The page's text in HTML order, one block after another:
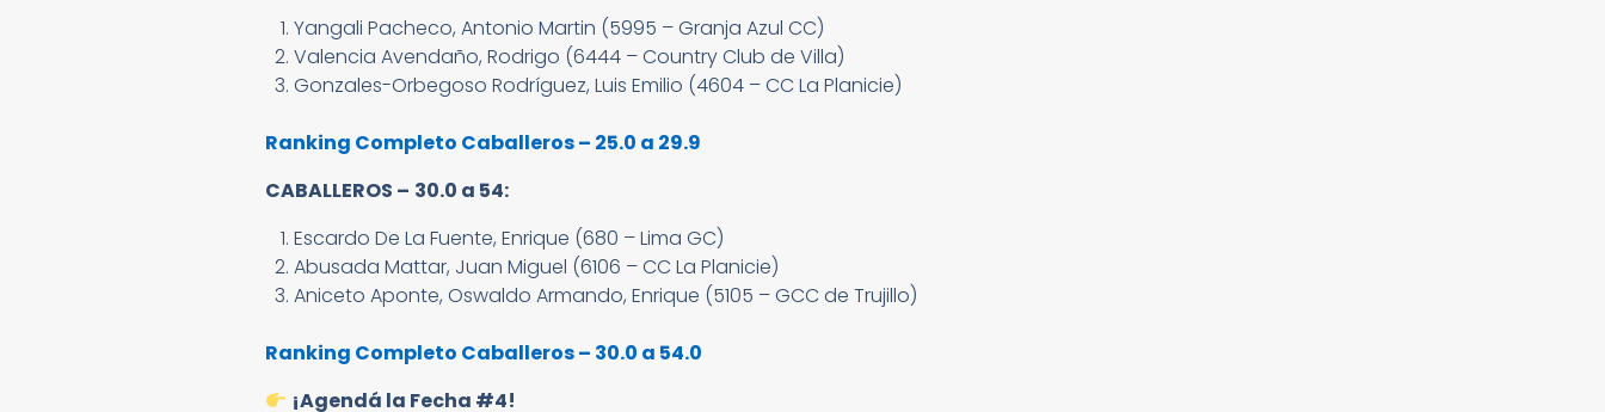
Yangali Pacheco, Antonio Martin (5995 – Granja Azul CC)
Valencia Avendaño, Rodrigo (6444 – Country Club de Villa)
Gonzales-Orbegoso Rodríguez, Luis Emilio (4604 – CC La Planicie)
Ranking Completo Caballeros – 25.0 a 29.9
CABALLEROS – 30.0 a 54:
Escardo De La Fuente, Enrique (680 – Lima GC)
Abusada Mattar, Juan Miguel (6106 – CC La Planicie)
Aniceto Aponte, Oswaldo Armando, Enrique (5105 – GCC de Trujillo)
Ranking Completo Caballeros – 30.0 a 54.0
¡Agendá la Fecha #4!